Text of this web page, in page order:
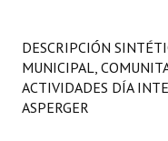
Programas
LEGISLACIÓN
DESCRIPCIÓN
MUNICIPAL,
ACTIVIDADES DÍA
ASPERGER